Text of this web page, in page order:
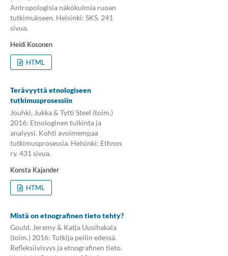
Antropologisia näkökulmia ruoan
tutkimukseen. Helsinki: SKS. 241
sivua.
Heidi Kosonen
HTML
Terävyyttä etnologiseen
tutkimusprosessiin
Jouhki, Jukka & Tytti Steel (toim.)
2016: Etnologinen tulkinta ja
analyysi. Kohti avoimempaa
tutkimusprosessia. Helsinki: Ethnos
ry. 431 sivua.
Konsta Kajander
HTML
Mistä on etnografinen tieto tehty?
Gould, Jeremy & Katja Uusihakala
(toim.) 2016: Tutkija peilin edessä.
Refleksiivisyys ja etnografinen tieto.